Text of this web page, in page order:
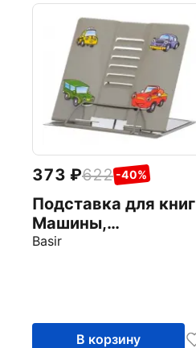
373 622 -40%
Подставка для книг
Машины,
металлическая, в
Basir
В корзину